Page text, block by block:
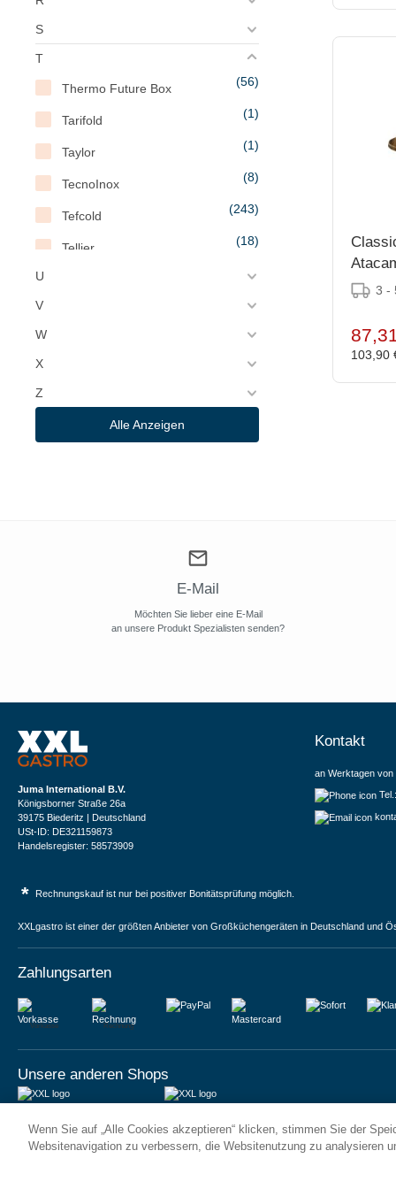
S
T
(56)
Thermo Future Box
(1)
Tarifold
(1)
Taylor
(8)
TecnoInox
(243)
Tefcold
(18)
Tellier
(8)
(10)
(2)
(3)
(1)
Topalit
(14)
U
V
W
X
Z
Alle Anzeigen
in 3 3 -
103,90
E-Mail
Möchten Sie lieber eine E-Mail
an unsere Produkt Spezialisten senden?
Juma International B.V.
Königsborner Straße 26a
39175 Biederitz | Deutschland
USt-ID: DE321159873
Handelsregister: 58573909
Kontakt
an Werktagen
* Rechnungskauf ist nur bei positiver Bonitätsprüfung möglich.
XXLgastro ist einer der größten Anbieter von Großküchengeräten in Deutschland und
Zahlungsarten
Vorkasse Rechnung
Unsere anderen Shops
6 Rue des Bateliers
92110 Clichy | France
Vrijheidweg 34
1521RR Wormerveer | Nederland
Wenn Sie auf „Alle Cookies akzeptieren“ klicken, stimmen Sie der
Websitenavigation zu verbessern, die Websitenutzung zu analysieren